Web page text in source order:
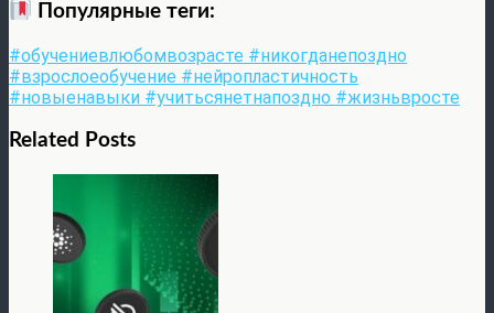
Популярные теги:
#обучениевлюбомвозрасте #никогданепоздно
#взрослоеобучение #нейропластичность
#новыенавыки #учитьсянетнапоздно #жизньвросте
Related Posts